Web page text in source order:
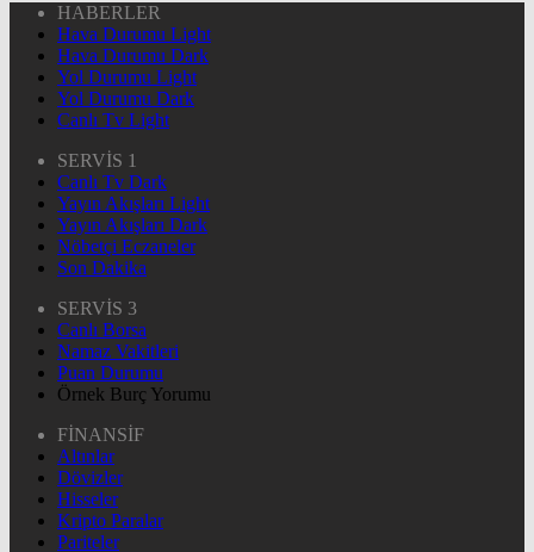
HABERLER
Hava Durumu Light
Hava Durumu Dark
Yol Durumu Light
Yol Durumu Dark
Canlı Tv Light
SERVİS 1
Canlı Tv Dark
Yayın Akışları Light
Yayın Akışları Dark
Nöbetçi Eczaneler
Son Dakika
SERVİS 3
Canlı Borsa
Namaz Vakitleri
Puan Durumu
Örnek Burç Yorumu
FİNANSİF
Altınlar
Dövizler
Hisseler
Kripto Paralar
Pariteler